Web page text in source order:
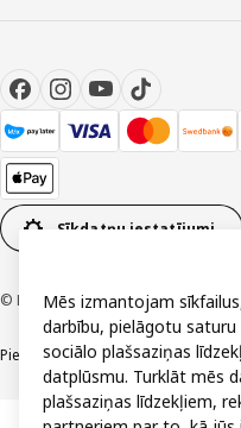
Sīkdatņu iestatījumi
© Inter IKEA Systems B.V. 1999-2026
PiekļūstamībaVispārīgi noteikumi
Mēs izmantojam
darbību, pielāgotu
sociālo plašsaziņas
datplūsmu. Turklāt mēs
plašsaziņas līdzekļiem,